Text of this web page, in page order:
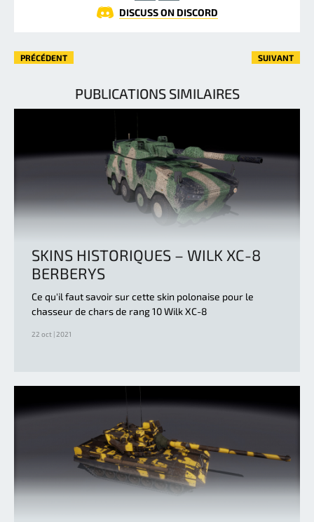
DISCUSS ON DISCORD
PRÉCÉDENT SUIVANT
PUBLICATIONS SIMILAIRES
SKINS HISTORIQUES – WILK XC-8
BERBERYS
Ce qu'il faut savoir sur cette skin polonaise pour le
chasseur de chars de rang 10 Wilk XC-8
22 oct | 2021